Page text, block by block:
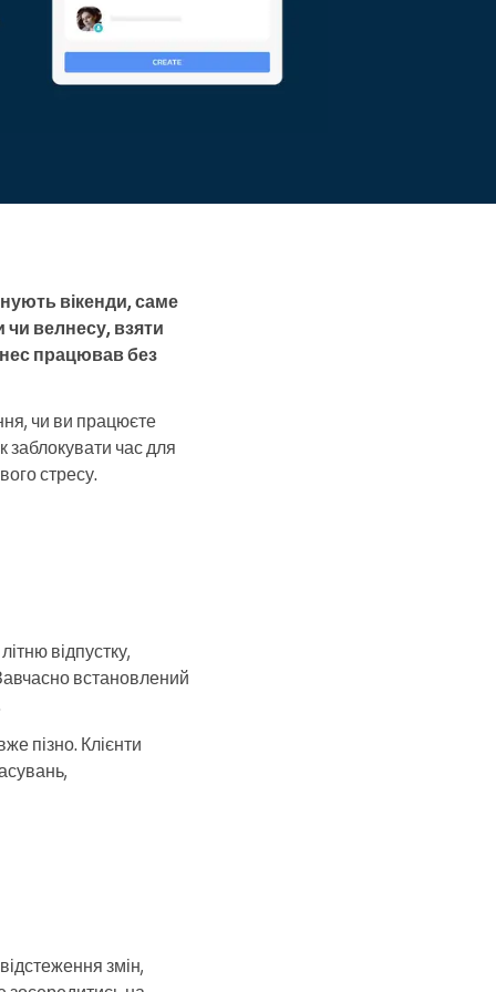
вікенди, саме
чи велнесу, взяти
працював без
чи ви працюєте
час для
стресу.
відпустку,
встановлений
пізно. Клієнти
змін,